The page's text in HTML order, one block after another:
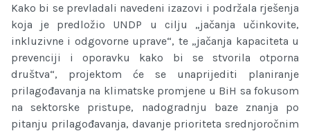
Kako bi se prevladali navedeni izazovi i podržala rješenja
koja je predložio UNDP u cilju „jačanja učinkovite,
inkluzivne i odgovorne uprave“, te „jačanja kapaciteta u
prevenciji i oporavku kako bi se stvorila otporna
društva“, projektom će se unaprijediti planiranje
prilagođavanja na klimatske promjene u BiH sa fokusom
na sektorske pristupe, nadogradnju baze znanja po
pitanju prilagođavanja, davanje prioriteta srednjoročnim